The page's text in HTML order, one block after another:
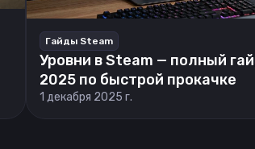
Гайды Steam
Уровни в Steam — полный
2025 по быстрой прокачке
1 декабря 2025 г.